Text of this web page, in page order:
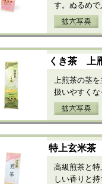
す。ぬるめ
くき茶 上
上煎茶の茎
扱いやすく
特上玄米茶
高級煎茶と
しい香りと